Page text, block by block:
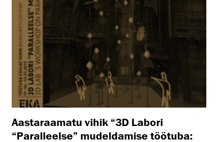
Aastaraamatu vihik “3D Labori
“Paralleelse” mudeldamise töötuba: